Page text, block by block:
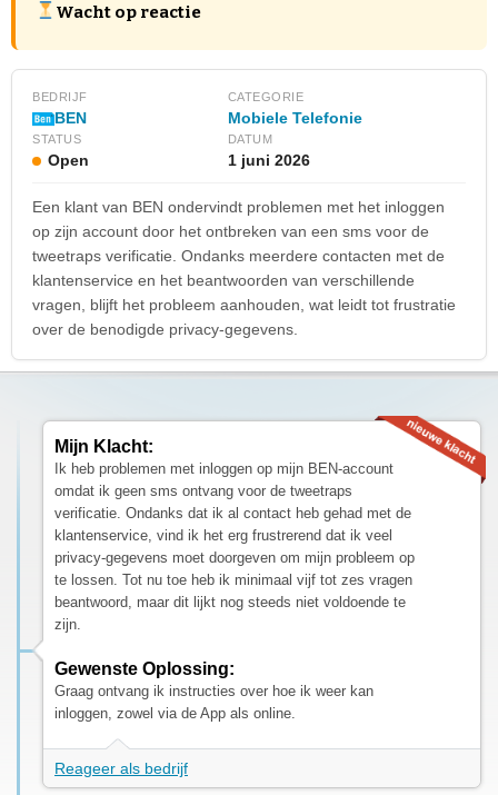
Wacht op reactie
BEDRIJF
BEN
CATEGORIE
Mobiele Telefonie
STATUS
Open
DATUM
1 juni 2026
Een klant van BEN ondervindt problemen met het inloggen
op zijn account door het ontbreken van een sms voor de
tweetraps verificatie. Ondanks meerdere contacten met de
klantenservice en het beantwoorden van verschillende
vragen, blijft het probleem aanhouden, wat leidt tot frustratie
over de benodigde privacy-gegevens.
Mijn Klacht:
Ik heb problemen met inloggen op mijn BEN-account
omdat ik geen sms ontvang voor de tweetraps
verificatie. Ondanks dat ik al contact heb gehad met de
klantenservice, vind ik het erg frustrerend dat ik veel
privacy-gegevens moet doorgeven om mijn probleem op
te lossen. Tot nu toe heb ik minimaal vijf tot zes vragen
beantwoord, maar dit lijkt nog steeds niet voldoende te
zijn.
Gewenste Oplossing:
Graag ontvang ik instructies over hoe ik weer kan
inloggen, zowel via de App als online.
Reageer als bedrijf